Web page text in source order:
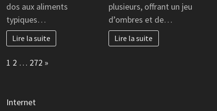
dos aux aliments
typiques…
Lire la suite
plusieurs, offrant un jeu
d’ombres et de…
Lire la suite
Page:
1 2 … 272 Next
»
Internet